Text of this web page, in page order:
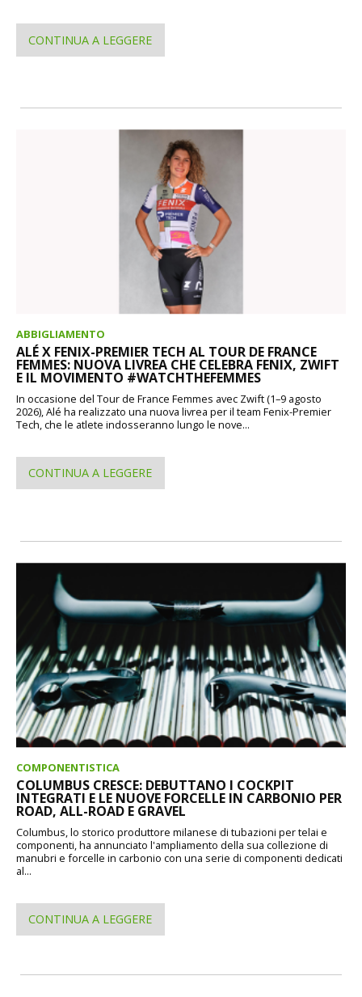
CONTINUA A LEGGERE
ABBIGLIAMENTO
ALÉ X FENIX-PREMIER TECH AL TOUR DE FRANCE
FEMMES: NUOVA LIVREA CHE CELEBRA FENIX, ZWIFT
E IL MOVIMENTO #WATCHTHEFEMMES
In occasione del Tour de France Femmes avec Zwift (1–9 agosto
2026), Alé ha realizzato una nuova livrea per il team Fenix-Premier
Tech, che le atlete indosseranno lungo le nove...
CONTINUA A LEGGERE
COMPONENTISTICA
COLUMBUS CRESCE: DEBUTTANO I COCKPIT
INTEGRATI E LE NUOVE FORCELLE IN CARBONIO PER
ROAD, ALL-ROAD E GRAVEL
Columbus, lo storico produttore milanese di tubazioni per telai e
componenti, ha annunciato l'ampliamento della sua collezione di
manubri e forcelle in carbonio con una serie di componenti dedicati
al...
CONTINUA A LEGGERE